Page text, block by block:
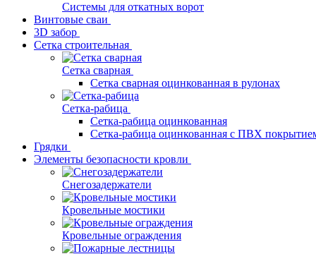
Системы для откатных ворот
Винтовые сваи
3D забор
Сетка строительная
Сетка сварная
Сетка сварная оцинкованная в рулонах
Сетка-рабица
Сетка-рабица оцинкованная
Сетка-рабица оцинкованная с ПВХ
Грядки
Элементы безопасности кровли
Снегозадержатели
Кровельные мостики
Кровельные ограждения